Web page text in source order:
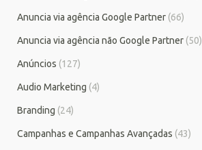
Anuncia via agência Google Partner (66)
Anuncia via agência não Google Partner (50)
Anúncios (127)
Audio Marketing (4)
Branding (24)
Campanhas e Campanhas Avançadas (43)